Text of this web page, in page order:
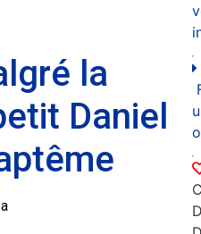
la
Daniel